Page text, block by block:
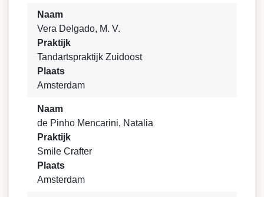
Naam
Vera Delgado, M. V.
Praktijk
Tandartspraktijk Zuidoost
Plaats
Amsterdam
Naam
de Pinho Mencarini, Natalia
Praktijk
Smile Crafter
Plaats
Amsterdam